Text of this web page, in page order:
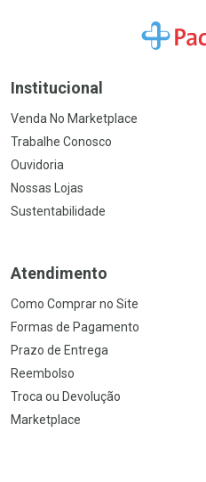
Ir para a
Institucional
Venda No Marketplace
Trabalhe Conosco
Ouvidoria
Nossas Lojas
Sustentabilidade
Atendimento
Como Comprar no Site
Formas de Pagamento
Prazo de Entrega
Reembolso
Troca ou Devolução
Marketplace